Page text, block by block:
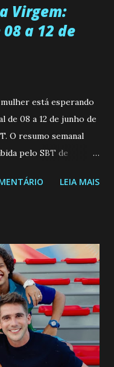
Virgem:
a 12 de
está esperando
de 08 a 12 de junho de
O resumo semanal
pelo SBT de
08/06/26 a 14/06/26
ser o tipo de
toda a vida. Camila
como seria o
lo. Manuel avisa a
Gabriel com Joana.
as suspeitas pelo
que ele poderia
LEIA MAIS